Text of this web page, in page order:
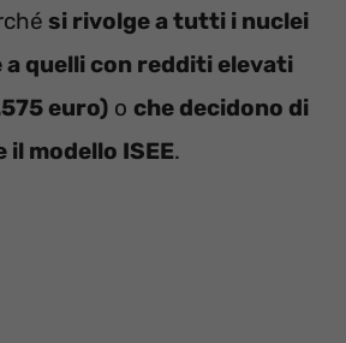
si rivolge a tutti i nuclei
a quelli con redditi elevati
euro) o che decidono di
modello ISEE.